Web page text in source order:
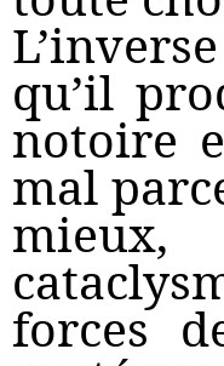
qu’il
notoire
mal
mieux,
forces